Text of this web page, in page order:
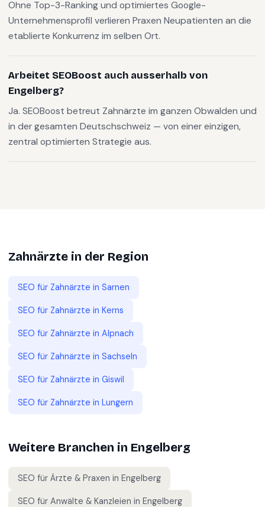
Ohne Top-3-Ranking und optimiertes Google-
Unternehmensprofil verlieren Praxen Neupatienten an die
etablierte Konkurrenz im selben Ort.
Arbeitet SEOBoost auch ausserhalb von
Engelberg?
Ja. SEOBoost betreut Zahnärzte im ganzen Obwalden und
in der gesamten Deutschschweiz — von einer einzigen,
zentral optimierten Strategie aus.
Zahnärzte in der Region
SEO für Zahnärzte in Sarnen
SEO für Zahnärzte in Kerns
SEO für Zahnärzte in Alpnach
SEO für Zahnärzte in Sachseln
SEO für Zahnärzte in Giswil
SEO für Zahnärzte in Lungern
Weitere Branchen in Engelberg
SEO für Ärzte & Praxen in Engelberg
SEO für Anwälte & Kanzleien in Engelberg